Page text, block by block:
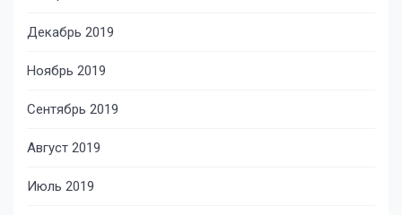
Декабрь 2019
Ноябрь 2019
Сентябрь 2019
Август 2019
Июль 2019